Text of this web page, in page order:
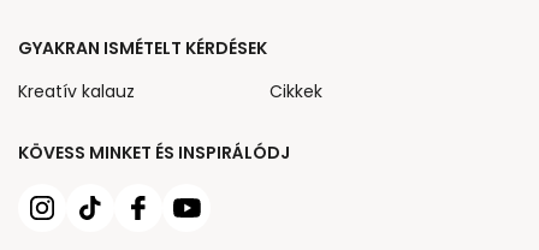
KÖVESS MINKET ÉS INSPIRÁLÓDJ
GYAKRAN ISMÉTELT KÉRDÉSEK
Kreatív kalauz
Cikkek